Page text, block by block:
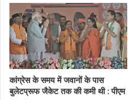
कांग्रेस के समय में जवानों के पास
बुलेटप्रूफ जैकेट तक की कमी थी : पीएम